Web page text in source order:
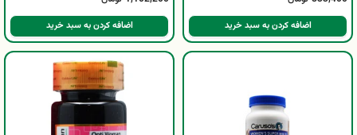
اضافه کردن به سبد خرید اضافه کردن به سبد خرید